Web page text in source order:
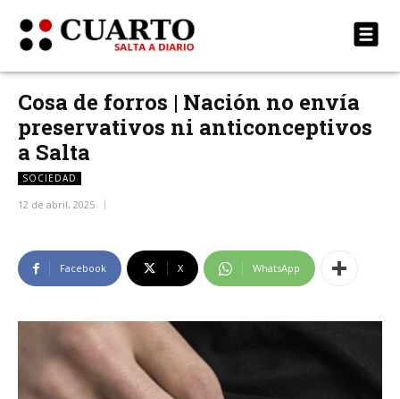
Cosa de forros | Nación no envía
preservativos ni anticonceptivos
a Salta
SOCIEDAD
12 de abril, 2025
Facebook X WhatsApp